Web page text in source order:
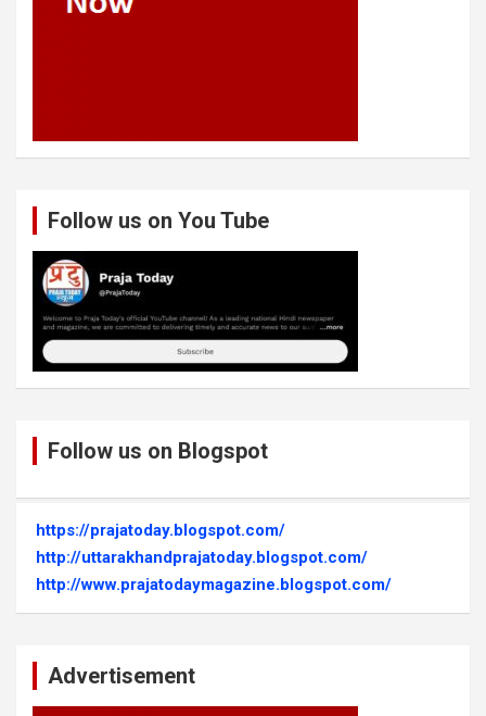
Follow us on You Tube
Follow us on Blogspot
https://prajatoday.blogspot.com/
http://uttarakhandprajatoday.blogspot.com/
http://www.prajatodaymagazine.blogspot.com/
Advertisement